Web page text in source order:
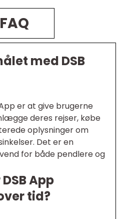
FAQ
med DSB
er at give brugerne
deres rejser, købe
oplysninger om
Det er en
for både pendlere og
App
tid?